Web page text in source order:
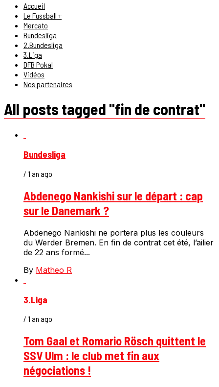
Accueil
Le Fussball +
Mercato
Bundesliga
2.Bundesliga
3.Liga
DFB Pokal
Vidéos
Nos partenaires
All posts tagged "fin de contrat"
Bundesliga
/ 1 an ago
Abdenego Nankishi sur le départ : cap
sur le Danemark ?
Abdenego Nankishi ne portera plus les couleurs
du Werder Bremen. En fin de contrat cet été, l’ailier
de 22 ans formé...
By Matheo R
3.Liga
/ 1 an ago
Tom Gaal et Romario Rösch quittent le
SSV Ulm : le club met fin aux
négociations !